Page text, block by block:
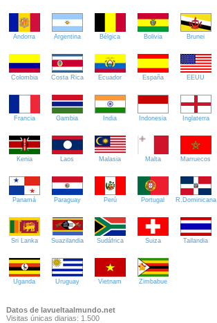
Andorra Argentina Bélgica Bolivia Brunei
Colombia Costa Rica Ecuador España EEUU
Francia Gambia India Indonesia Inglaterra
Kenia Laos Malasia Malta Marruecos
Panamá Paraguay Perú Portugal R.Dominicana
Sri Lanka Suazilandia Sudáfrica Suiza Tailandia
Uganda Uruguay Vietnam Zimbabue
Datos de lavueltaalmundo.net
Visitas únicas diarias: 1.500